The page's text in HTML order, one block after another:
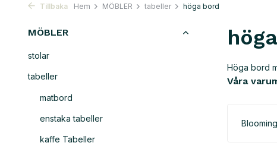
Tillbaka Hem MÖBLER tabeller höga bord
MÖBLER
stolar
tabeller
matbord
enstaka tabeller
kaffe Tabeller
Höga bord
Våra